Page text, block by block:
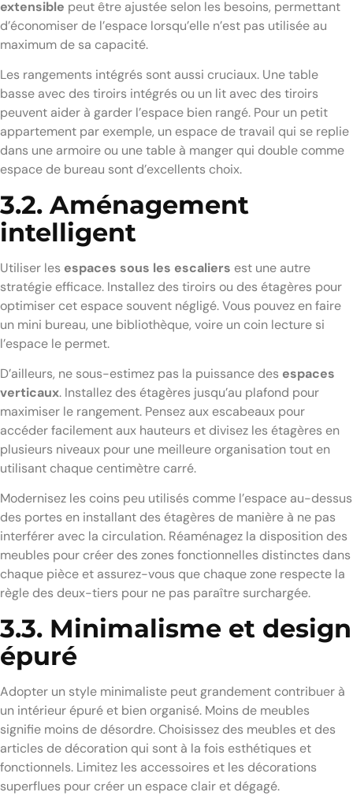
extensible peut être ajustée selon les besoins, permettant
d’économiser de l’espace lorsqu’elle n’est pas utilisée au
maximum de sa capacité.
Les rangements intégrés sont aussi cruciaux. Une table
basse avec des tiroirs intégrés ou un lit avec des tiroirs
peuvent aider à garder l’espace bien rangé. Pour un petit
appartement par exemple, un espace de travail qui se replie
dans une armoire ou une table à manger qui double comme
espace de bureau sont d’excellents choix.
3.2. Aménagement
intelligent
Utiliser les espaces sous les escaliers est une autre
stratégie efficace. Installez des tiroirs ou des étagères pour
optimiser cet espace souvent négligé. Vous pouvez en faire
un mini bureau, une bibliothèque, voire un coin lecture si
l’espace le permet.
D’ailleurs, ne sous-estimez pas la puissance des espaces
verticaux. Installez des étagères jusqu’au plafond pour
maximiser le rangement. Pensez aux escabeaux pour
accéder facilement aux hauteurs et divisez les étagères en
plusieurs niveaux pour une meilleure organisation tout en
utilisant chaque centimètre carré.
Modernisez les coins peu utilisés comme l’espace au-dessus
des portes en installant des étagères de manière à ne pas
interférer avec la circulation. Réaménagez la disposition des
meubles pour créer des zones fonctionnelles distinctes dans
chaque pièce et assurez-vous que chaque zone respecte la
règle des deux-tiers pour ne pas paraître surchargée.
3.3. Minimalisme et design
épuré
Adopter un style minimaliste peut grandement contribuer à
un intérieur épuré et bien organisé. Moins de meubles
signifie moins de désordre. Choisissez des meubles et des
articles de décoration qui sont à la fois esthétiques et
fonctionnels. Limitez les accessoires et les décorations
superflues pour créer un espace clair et dégagé.